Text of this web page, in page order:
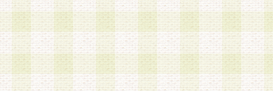
a.本サービスの実施または運営
b.本サービスに係る謝礼、景品、調査サンプル品
c.会員からの電話、メール等の問い合わせなどへ
d.その他これらに付随する業務
2.当社は、会員個人を識別することのできる情報